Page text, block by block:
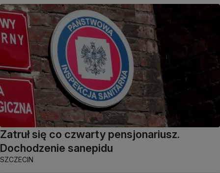
Zatruł się co czwarty pensjonariusz.
Dochodzenie sanepidu
SZCZECIN